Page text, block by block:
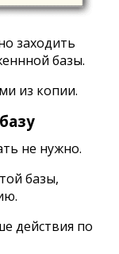
заходить
базы.
из копии.
не нужно.
базы,
действия по